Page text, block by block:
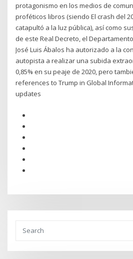
protagonismo en los medios de
proféticos libros (siendo El crash del
catapultó a la luz pública), así como
de este Real Decreto, el
José Luis Ábalos ha autorizado a la
autopista a realizar una subida
0,85% en su peaje de 2020, pero
references to Trump in Global
updates